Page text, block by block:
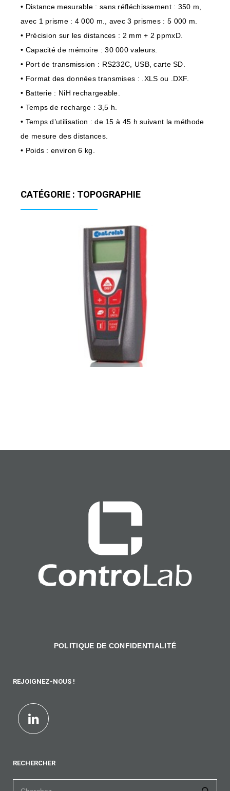
• Distance mesurable : sans réfléchissement : 350 m,
avec 1 prisme : 4 000 m., avec 3 prismes : 5 000 m.
• Précision sur les distances : 2 mm + 2 ppmxD.
• Capacité de mémoire : 30 000 valeurs.
• Port de transmission : RS232C, USB, carte SD.
• Format des données transmises : .XLS ou .DXF.
• Batterie : NiH rechargeable.
• Temps de recharge : 3,5 h.
• Temps d’utilisation : de 15 à 45 h suivant la méthode
de mesure des distances.
• Poids : environ 6 kg.
CATÉGORIE : TOPOGRAPHIE
POLITIQUE DE CONFIDENTIALITÉ
REJOIGNEZ-NOUS !
RECHERCHER